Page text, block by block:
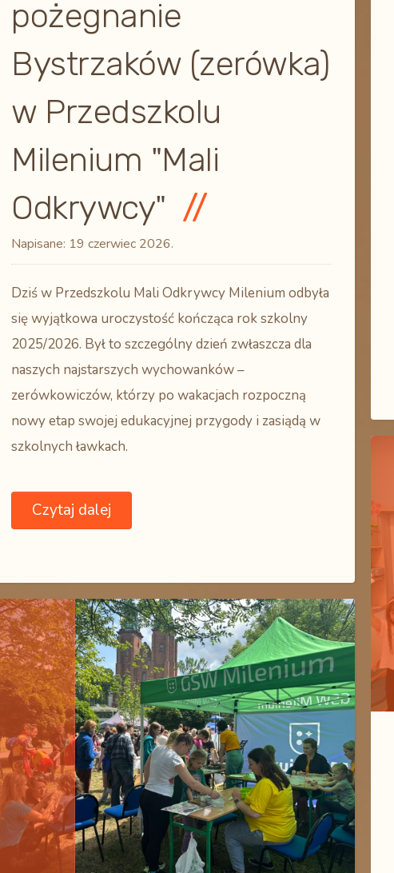
pożegnanie
Bystrzaków (zerówka)
w Przedszkolu
Milenium "Mali
Odkrywcy"
Napisane: 19 czerwiec 2026.
Dziś w Przedszkolu Mali Odkrywcy Milenium odbyła
się wyjątkowa uroczystość kończąca rok szkolny
2025/2026. Był to szczególny dzień zwłaszcza dla
naszych najstarszych wychowanków –
zerówkowiczów, którzy po wakacjach rozpoczną
nowy etap swojej edukacyjnej przygody i zasiądą w
szkolnych ławkach.
Czytaj dalej